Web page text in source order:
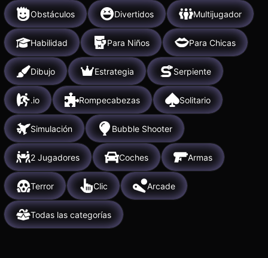
Obstáculos Divertidos Multijugador
Habilidad Para Niños Para Chicas
Dibujo Estrategia Serpiente
.io Rompecabezas Solitario
Simulación Bubble Shooter
2 Jugadores Coches Armas
Terror Clic Arcade
Todas las categorías